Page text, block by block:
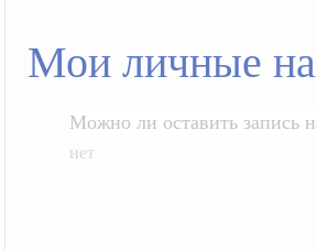
Мои личные
Можно ли оставить запись
нет